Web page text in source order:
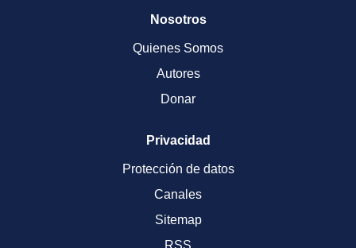
Nosotros
Quienes Somos
Autores
Donar
Privacidad
Protección de datos
Canales
Sitemap
RSS